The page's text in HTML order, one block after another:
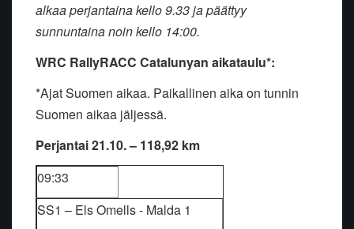
alkaa perjantaina kello 9.33 ja päättyy
sunnuntaina noin kello 14:00.
WRC RallyRACC Catalunyan aikataulu*:
*Ajat Suomen aikaa. Paikallinen aika on tunnin
Suomen aikaa jäljessä.
Perjantai 21.10. – 118,92 km
09:33
SS1 – Els Omells - Malda 1